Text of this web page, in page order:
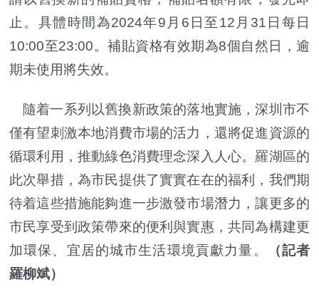
止。具體時間為2024年9月6日至12月31日每日
10:00至23:00。補貼資格有效期為8個自然日，逾
期未使用將失效。
隨着一系列以舊換新政策的落地實施，深圳市不
僅有望刺激本地消費市場的活力，還將促進資源的
循環利用，推動綠色消費理念深入人心。羅湖區的
此次舉措，為市民提供了實實在在的福利，我們期
待着這些措施能夠進一步激發市場潛力，讓更多的
市民享受到政策帶來的便利與實惠，共同為構建更
加環保、宜居的城市生活環境貢獻力量。
（記者
羅柳斌）